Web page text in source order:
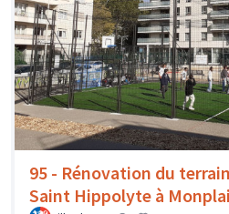
95 - Rénovation du
Saint Hippolyte à